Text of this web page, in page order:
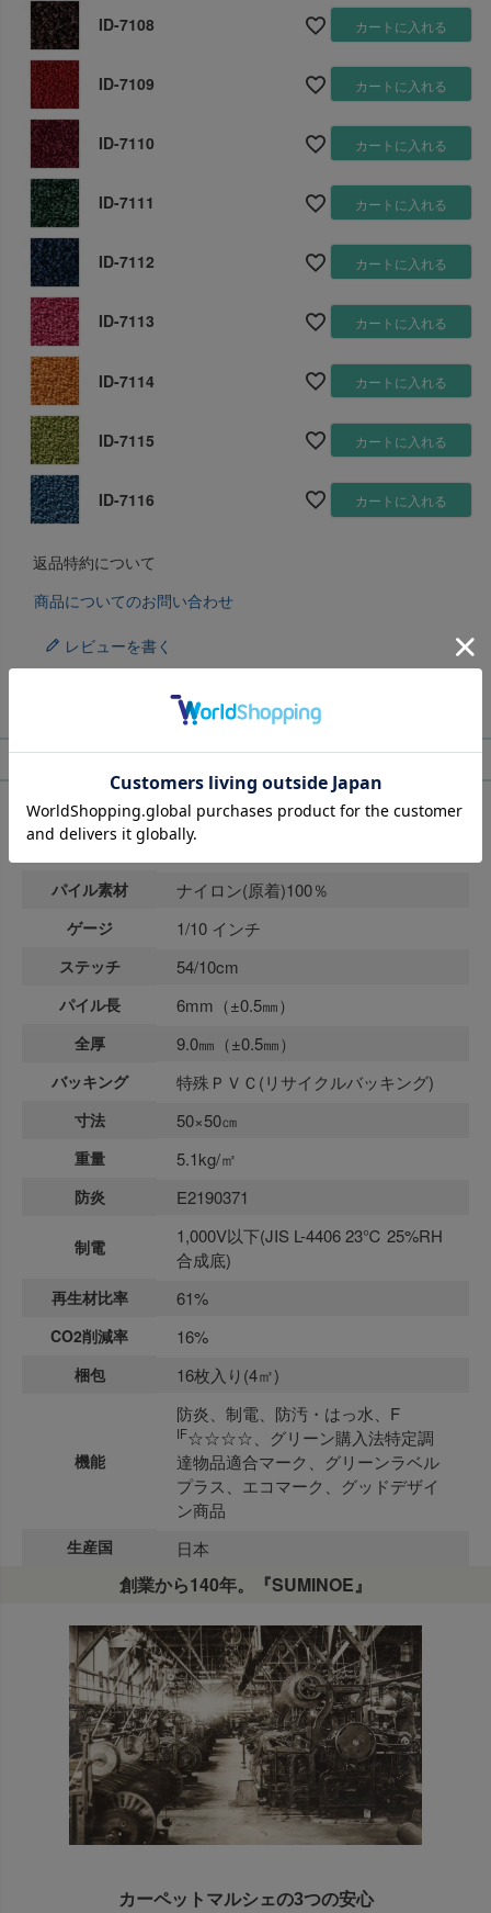
ID-7108 カートに入れる
ID-7109 カートに入れる
ID-7110 カートに入れる
ID-7111 カートに入れる
ID-7112 カートに入れる
ID-7113 カートに入れる
ID-7114 カートに入れる
ID-7115 カートに入れる
ID-7116 カートに入れる
返品特約について
商品についてのお問い合わせ
レビューを書く
品名 iD-7100 PLAIN
カットパイル
パイル素材 ナイロン(原着)100％
ゲージ 1/10 インチ
ステッチ 54/10cm
パイル長 6mm（±0.5㎜）
全厚 9.0㎜（±0.5㎜）
バッキング 特殊ＰＶＣ(リサイクルバッキング)
寸法 50×50㎝
重量 5.1kg/㎡
防炎 E2190371
制電
1,000V以下(JIS L-4406 23℃ 25%RH
合成底)
再生材比率 61%
CO2削減率 16%
梱包 16枚入り(4㎡)
機能
防炎、制電、防汚・はっ水、F
IF☆☆☆☆、グリーン購入法特定調
達物品適合マーク、グリーンラベル
プラス、エコマーク、グッドデザイ
ン商品
生産国 日本
創業から140年。『SUMINOE』
カーペットマルシェの3つの安心